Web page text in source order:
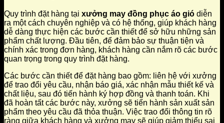
Quy trình đặt hàng tại xưởng may đồng phục áo gió diễn
ra một cách chuyên nghiệp và có hệ thống, giúp khách hàng
dễ dàng thực hiện các bước cần thiết để sở hữu những sản
phẩm chất lượng. Đầu tiên, để đảm bảo sự thuận tiện và
chính xác trong đơn hàng, khách hàng cần nắm rõ các bước
quan trọng trong quy trình đặt hàng.
Các bước cần thiết để đặt hàng bao gồm: liên hệ với xưởng
để trao đổi yêu cầu, nhận báo giá, xác nhận mẫu thiết kế và
chất liệu, sau đó tiến hành ký hợp đồng và thanh toán. Khi
đã hoàn tất các bước này, xưởng sẽ tiến hành sản xuất sản
phẩm theo yêu cầu đã thỏa thuận. Việc trao đổi thông tin rõ
ràng giữa khách hàng và xưởng may sẽ giúp giảm thiểu sai